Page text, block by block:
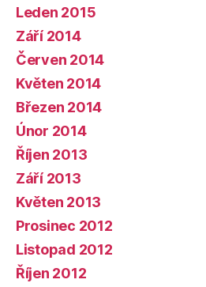
Leden 2015
Září 2014
Červen 2014
Květen 2014
Březen 2014
Únor 2014
Říjen 2013
Září 2013
Květen 2013
Prosinec 2012
Listopad 2012
Říjen 2012